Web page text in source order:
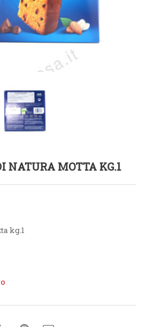
NATURA MOTTA KG.1
kg.1